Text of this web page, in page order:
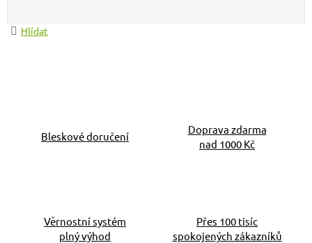
Hlídat
Bleskové doručení
Doprava zdarma
nad 1000 Kč
Věrnostní systém
plný výhod
Přes 100 tisíc
spokojených zákazníků